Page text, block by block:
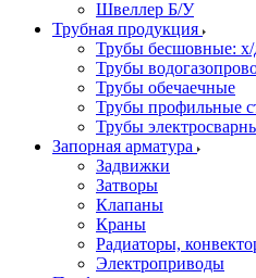
Швеллер Б/У
Трубная продукция
Трубы бесшовные: х/
Трубы
Трубы обечаечные
Трубы профильные
Трубы
Запорная арматура
Задвижки
Затворы
Клапаны
Краны
Радиаторы,
Электроприводы